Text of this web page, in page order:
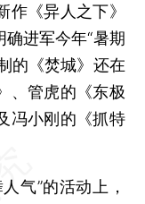
《异人之下》
进军今年“暑期
的《焚城》还在
、管虎的《东极
冯小刚的《抓特
气”的活动上，